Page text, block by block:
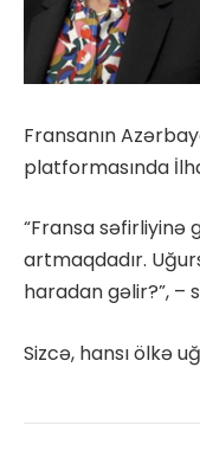
Fransanın
platformasında
“Fransa səfirliyinə
artmaqdadır.
haradan gəlir?”, –
Sizcə, hansı ölkə